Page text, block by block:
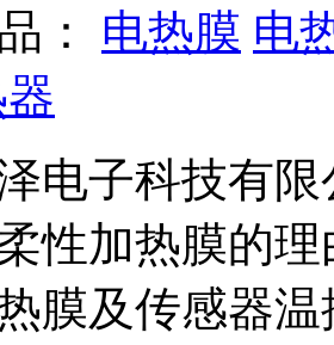
： 电热膜 电
电子科技有限
性加热膜的
膜及传感器